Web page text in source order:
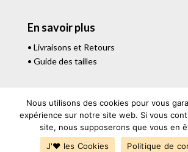
En savoir plus
• Livraisons et Retours
• Guide des tailles
CGV —Mentions légales—Politique de
Contact
Nous utilisons des cookies pour vous
expérience sur notre site web. Si vous
site, nous supposerons que vous en
J'❤️ les Cookies
Politique de